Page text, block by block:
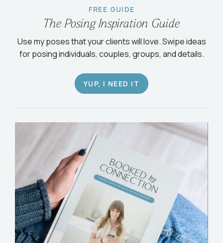
FREE GUIDE
The Posing Inspiration Guide
Use my poses that your clients will love. Swipe ideas
for posing individuals, couples, groups, and details.
YUP, I NEED IT